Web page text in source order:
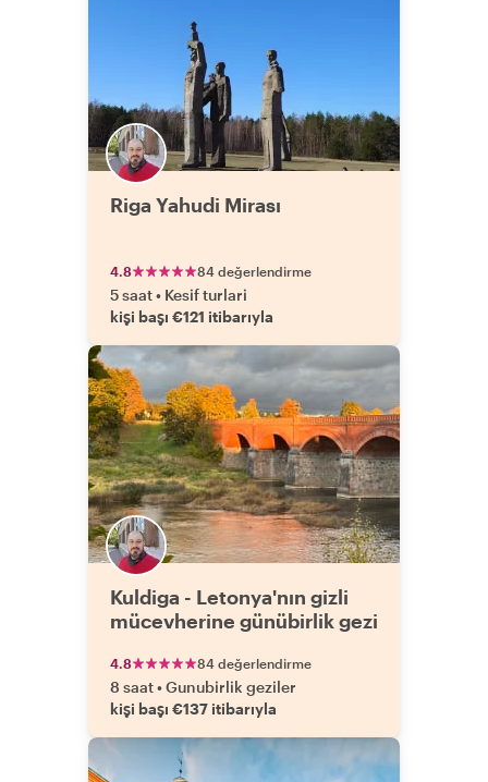
Riga Yahudi Mirası
4.8 84 değerlendirme
5 saat• Kesif turlari
kişi başı €121 itibarıyla
Kuldiga - Letonya'nın gizli
mücevherine günübirlik gezi
4.8 84 değerlendirme
8 saat•Gunubirlik geziler
kişi başı €137 itibarıyla